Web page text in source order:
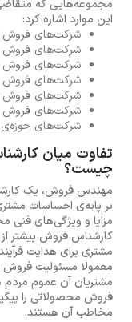
مجموعه‌هایی که
این موارد اشاره کرد:
شرکت‌های فروش
شرکت‌های فروش
شرکت‌های فروش
شرکت‌های فروش
شرکت‌های فروش
شرکت‌های فروش
شرکت‌های حوزه‌ی
تفاوت میان
چیست؟
مهندس فروش، یک
بر پایه‌ی احساسات
مزایا و ویژگی‌های
کارشناس فروش بیشتر
مشتری برای هدایت
معمولا مسئولیت فروش
مشتریان آن عموم مردم
فروش محصولاتی را
مخاطب آن هستند.